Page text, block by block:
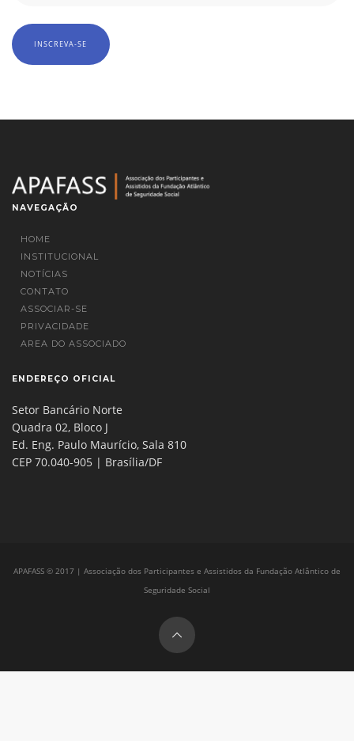
NAVEGAÇÃO
HOME
INSTITUCIONAL
NOTÍCIAS
CONTATO
ASSOCIAR-SE
PRIVACIDADE
AREA DO ASSOCIADO
ENDEREÇO OFICIAL
Setor Bancário Norte
Quadra 02, Bloco J
Ed. Eng. Paulo Maurício, Sala 810
CEP 70.040-905 | Brasília/DF
APAFASS © 2017 | Associação dos Participantes e Assistidos da Fundação Atlântico de
Seguridade Social